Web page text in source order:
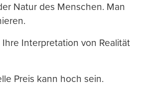
Natur des Menschen. Man
Interpretation von Realität
Preis kann hoch sein.